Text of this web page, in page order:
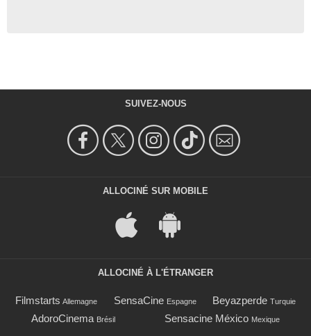
SUIVEZ-NOUS
ALLOCINÉ SUR MOBILE
ALLOCINÉ À L'ÉTRANGER
Filmstarts Allemagne SensaCine Espagne Beyazperde Turquie
AdoroCinema Brésil Sensacine México Mexique